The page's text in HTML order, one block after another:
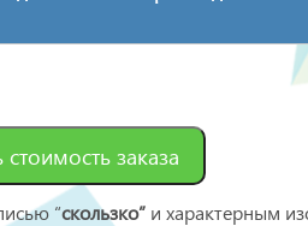
стоимость заказа
“скользко” и характерным